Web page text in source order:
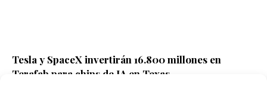
Tesla y SpaceX invertirán 16.800 millones en
Terafab para chips de IA en Texas